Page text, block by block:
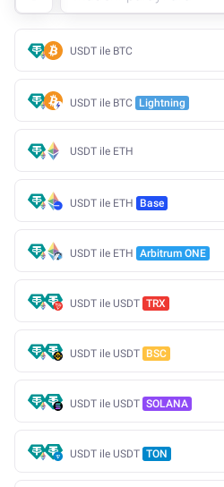
USDT ile BTC
USDT ile BTC Lightning
USDT ile ETH
USDT ile ETH Base
USDT ile ETH Arbitrum ONE
USDT ile USDT TRX
USDT ile USDT BSC
USDT ile USDT SOLANA
USDT ile USDT TON